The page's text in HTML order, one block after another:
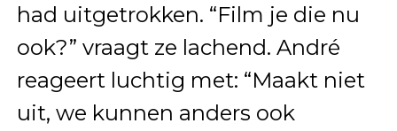
had uitgetrokken. “Film je die nu
ook?” vraagt ze lachend. André
reageert luchtig met: “Maakt niet
uit, we kunnen anders ook